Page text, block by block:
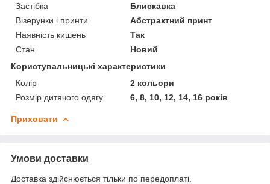
Застібка
Блискавка
Візерунки і принти
Абстрактний принт
Наявність кишень
Так
Стан
Новий
Користувальницькі характеристики
Колір
2 кольори
Розмір дитячого одягу
6, 8, 10, 12, 14, 16 років
Приховати
Умови доставки
Доставка здійснюється тільки по передоплаті.